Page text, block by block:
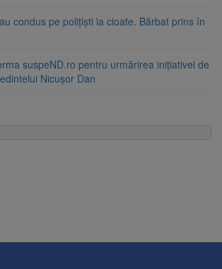
condus pe polițiști la cioate. Bărbat prins în
suspeND.ro pentru urmărirea inițiativei de
Nicușor Dan